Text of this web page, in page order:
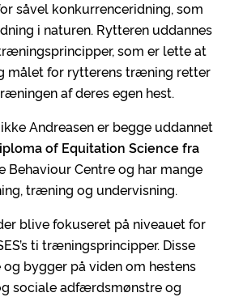
såvel konkurrenceridning, som
i naturen. Rytteren uddannes
som er lette at
målet for rytterens træning retter
af deres egen hest.
Andreasen er begge uddannet
of Equitation Sciencefra
Behaviour Centre og har mange
træning og undervisning.
blive fokuseret på niveauet for
ti træningsprincipper. Disse
bygger på viden om hestens
sociale adfærdsmønstre og